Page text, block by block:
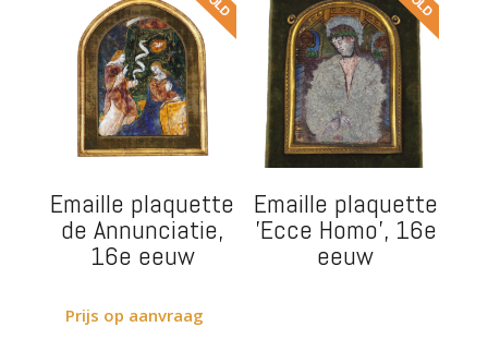
Emaille plaquette
de Annunciatie,
16e eeuw
Prijs op aanvraag
Emaille plaquette
'Ecce Homo', 16e
eeuw